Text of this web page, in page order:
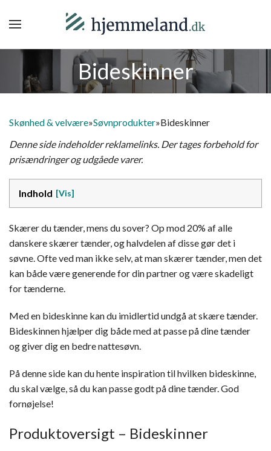
Bideskinner
Skønhed & velvære»Søvnprodukter»Bideskinner
Denne side indeholder reklamelinks. Der tages forbehold for
prisændringer og udgåede varer.
Indhold
Skærer du tænder, mens du sover? Op mod 20% af alle
danskere skærer tænder, og halvdelen af disse gør det i
søvne. Ofte ved man ikke selv, at man skærer tænder, men det
kan både være generende for din partner og være skadeligt
for tænderne.
Med en bideskinne kan du imidlertid undgå at skære tænder.
Bideskinnen hjælper dig både med at passe på dine tænder
og giver dig en bedre nattesøvn.
På denne side kan du hente inspiration til hvilken bideskinne,
du skal vælge, så du kan passe godt på dine tænder. God
fornøjelse!
Produktoversigt – Bideskinner